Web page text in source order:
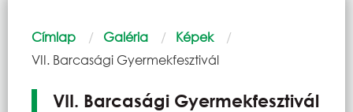
Morzsa
Címlap Galéria
Képek
Current:
VII. Barcasági Gyermekfesztivál
VII. Barcasági Gyermekfesztivál